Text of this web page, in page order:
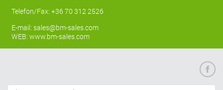
Telefon/Fax: +36 70 312 2526
E-mail: sales@bm-sales.com
WEB: www.bm-sales.com